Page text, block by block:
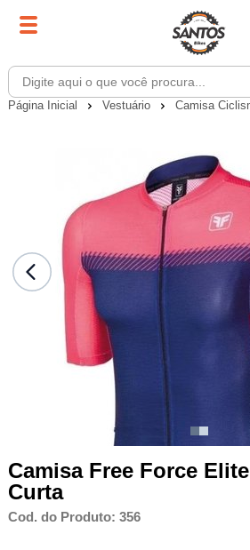
Página Inicial Vestuário Camisa
Camisa Free Force
Curta
Cod. do Produto: 356